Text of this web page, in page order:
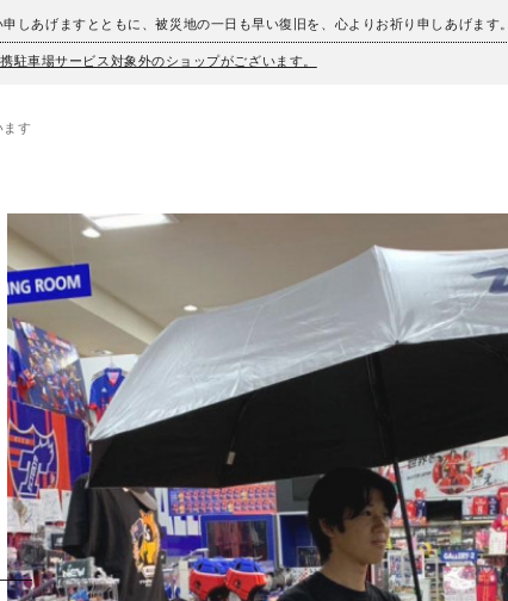
しあげますとともに、被災地の一日も早い復旧を、心よりお祈り申しあげます。
駐車場サービス対象外のショップがございます。
ます